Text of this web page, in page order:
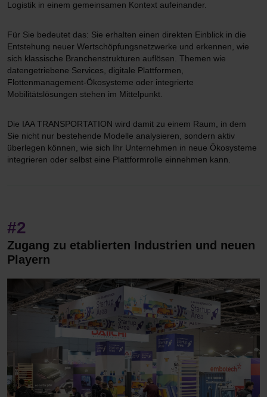
Logistik in einem gemeinsamen Kontext aufeinander.
Für Sie bedeutet das: Sie erhalten einen direkten Einblick in die
Entstehung neuer Wertschöpfungsnetzwerke und erkennen, wie
sich klassische Branchenstrukturen auflösen. Themen wie
datengetriebene Services, digitale Plattformen,
Flottenmanagement-Ökosysteme oder integrierte
Mobilitätslösungen stehen im Mittelpunkt.
Die IAA TRANSPORTATION wird damit zu einem Raum, in dem
Sie nicht nur bestehende Modelle analysieren, sondern aktiv
überlegen können, wie sich Ihr Unternehmen in neue Ökosysteme
integrieren oder selbst eine Plattformrolle einnehmen kann.
#2
Zugang zu etablierten Industrien und neuen
Playern